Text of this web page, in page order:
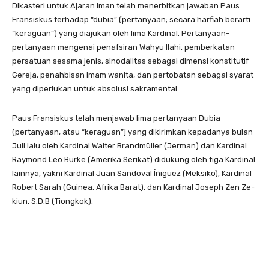
Dikasteri untuk Ajaran Iman telah menerbitkan jawaban Paus
Fransiskus terhadap “dubia” (pertanyaan; secara harfiah berarti
“keraguan”) yang diajukan oleh lima Kardinal. Pertanyaan-
pertanyaan mengenai penafsiran Wahyu Ilahi, pemberkatan
persatuan sesama jenis, sinodalitas sebagai dimensi konstitutif
Gereja, penahbisan imam wanita, dan pertobatan sebagai syarat
yang diperlukan untuk absolusi sakramental.
Paus Fransiskus telah menjawab lima pertanyaan Dubia
(pertanyaan, atau “keraguan”] yang dikirimkan kepadanya bulan
Juli lalu oleh Kardinal Walter Brandmüller (Jerman) dan Kardinal
Raymond Leo Burke (Amerika Serikat) didukung oleh tiga Kardinal
lainnya, yakni Kardinal Juan Sandoval Íñiguez (Meksiko), Kardinal
Robert Sarah (Guinea, Afrika Barat), dan Kardinal Joseph Zen Ze-
kiun, S.D.B (Tiongkok).